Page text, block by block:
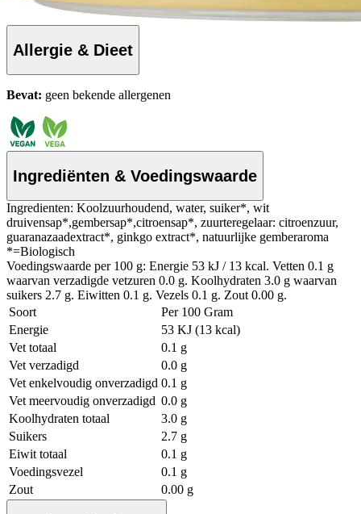
Allergie & Dieet
Bevat: geen bekende allergenen
Ingrediënten & Voedingswaarde
Ingredienten: Koolzuurhoudend, water, suiker*, wit
druivensap*,gembersap*,citroensap*, zuurteregelaar: citroenzuur,
guaranazaadextract*, ginkgo extract*, natuurlijke gemberaroma
*=Biologisch
Voedingswaarde per 100 g: Energie 53 kJ / 13 kcal. Vetten 0.1 g
waarvan verzadigde vetzuren 0.0 g. Koolhydraten 3.0 g waarvan
suikers 2.7 g. Eiwitten 0.1 g. Vezels 0.1 g. Zout 0.00 g.
Soort
Per 100 Gram
Energie
53 KJ (13 kcal)
Vet totaal
0.1 g
Vet verzadigd
0.0 g
Vet enkelvoudig onverzadigd 0.1 g
Vet meervoudig onverzadigd 0.0 g
Koolhydraten totaal
3.0 g
Suikers
2.7 g
Eiwit totaal
0.1 g
Voedingsvezel
0.1 g
Zout
0.00 g